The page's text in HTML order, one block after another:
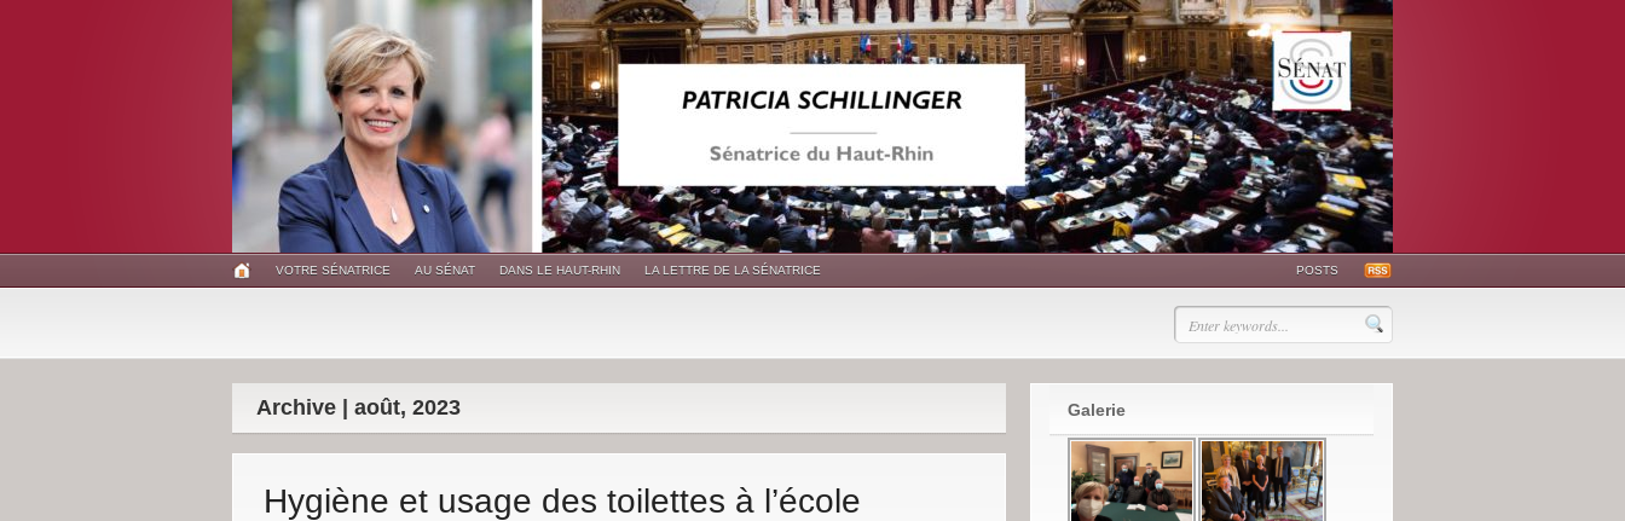
VOTRE SÉNATRICE AU SÉNAT DANS LE HAUT-RHIN LA LETTRE DE LA SÉNATRICE POSTS
Archive | août, 2023
Hygiène et usage des toilettes à l’école
Galerie